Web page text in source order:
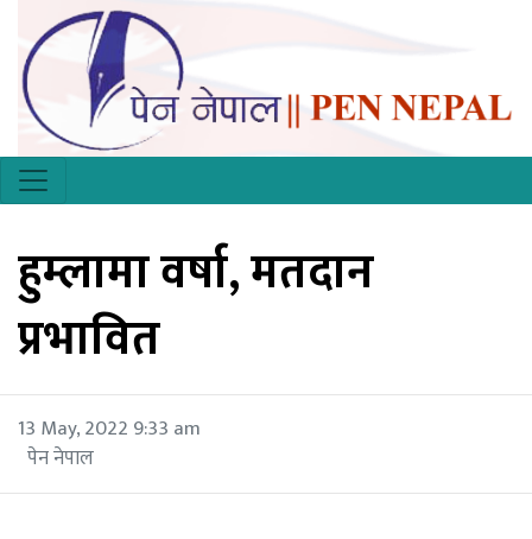
हुम्लामा वर्षा, मतदान
प्रभावित
13 May, 2022 9:33 am
पेन नेपाल